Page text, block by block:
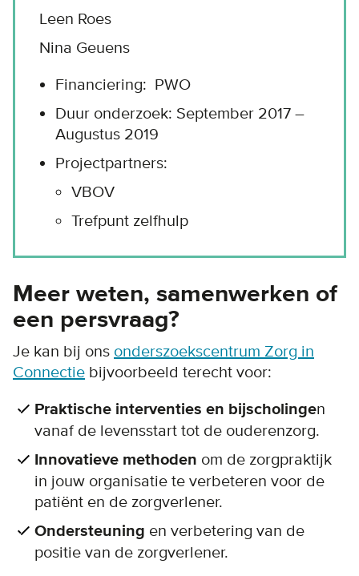
Leen Roes
Nina Geuens
Financiering: PWO
Duur onderzoek: September 2017 –
Augustus 2019
Projectpartners:
VBOV
Trefpunt zelfhulp
Meer weten, samenwerken of
een persvraag?
Je kan bij ons onderszoekscentrum Zorg in
Connectie bijvoorbeeld terecht voor:
Praktische interventies en bijscholingen
vanaf de levensstart tot de ouderenzorg.
Innovatieve methoden om de zorgpraktijk
in jouw organisatie te verbeteren voor de
patiënt en de zorgverlener.
Ondersteuning en verbetering van de
positie van de zorgverlener.